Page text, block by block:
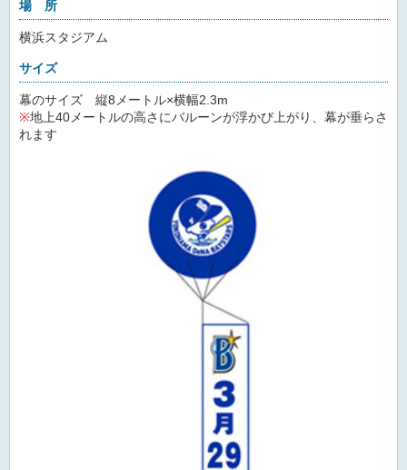
場 所
横浜スタジアム
サイズ
幕のサイズ 縦8メートル×横幅2.3m
※地上40メートルの高さにバルーンが浮かび上がり、幕が垂らさ
れます